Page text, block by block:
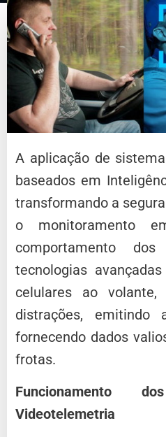
A aplicação de
baseados em
transformando a
o monitoramento
comportamento dos
tecnologias
celulares ao
distrações, emitindo
fornecendo dados
frotas.
Funcionamento
Videotelemetria